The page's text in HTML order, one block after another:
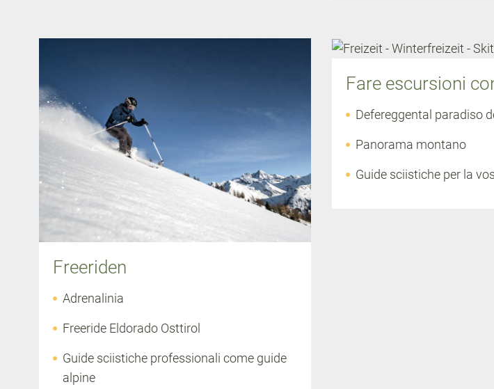
Freeriden
Adrenalinia
Freeride Eldorado Osttirol
Guide sciistiche professionali come guide
alpine
Fare escursioni
Defereggental paradiso
Panorama montano
Guide sciistiche per la